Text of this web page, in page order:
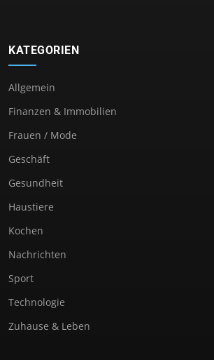
KATEGORIEN
Allgemein
Finanzen & Immobilien
Frauen / Mode
Geschäft
Gesundheit
Haustiere
Kochen
Nachrichten
Sport
Technologie
Zuhause & Leben